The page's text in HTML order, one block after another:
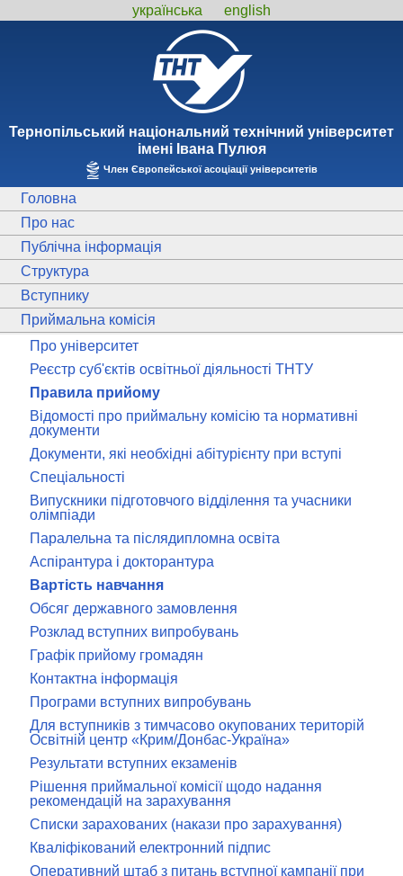
українська english
Тернопiльський національний технiчний унiверситет
iменi Iвана Пулюя
Член Європейської асоціації університетів
Головна
Про нас
Публічна інформація
Структура
Вступнику
Приймальна комісія
Про університет
Реєстр суб'єктів освітньої діяльності ТНТУ
Правила прийому
Відомості про приймальну комісію та нормативні
документи
Документи, які необхідні абітурієнту при вступі
Спеціальності
Випускники підготовчого відділення та учасники
олімпіади
Паралельна та післядипломна освіта
Аспірантура і докторантура
Вартість навчання
Обсяг державного замовлення
Розклад вступних випробувань
Графік прийому громадян
Контактна інформація
Програми вступних випробувань
Для вступників з тимчасово окупованих територій
Освітній центр «Крим/Донбас-Україна»
Результати вступних екзаменів
Рішення приймальної комісії щодо надання
рекомендацій на зарахування
Списки зарахованих (накази про зарахування)
Кваліфікований електронний підпис
Оперативний штаб з питань вступної кампанії при